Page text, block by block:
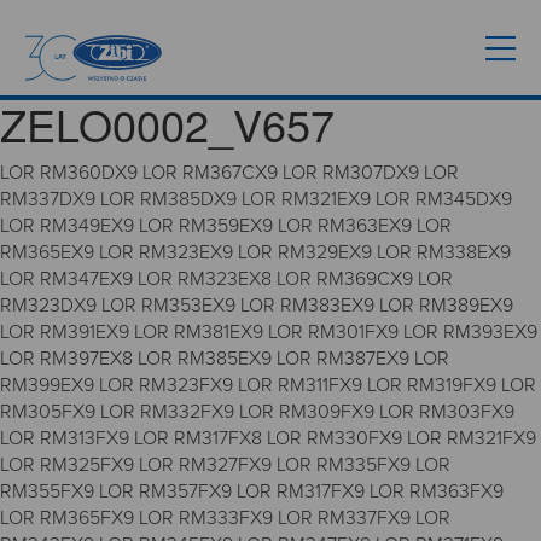
ZELO0002_V657
LOR RM360DX9 LOR RM367CX9 LOR RM307DX9 LOR
RM337DX9 LOR RM385DX9 LOR RM321EX9 LOR RM345DX9
LOR RM349EX9 LOR RM359EX9 LOR RM363EX9 LOR
RM365EX9 LOR RM323EX9 LOR RM329EX9 LOR RM338EX9
LOR RM347EX9 LOR RM323EX8 LOR RM369CX9 LOR
RM323DX9 LOR RM353EX9 LOR RM383EX9 LOR RM389EX9
LOR RM391EX9 LOR RM381EX9 LOR RM301FX9 LOR RM393EX9
LOR RM397EX8 LOR RM385EX9 LOR RM387EX9 LOR
RM399EX9 LOR RM323FX9 LOR RM311FX9 LOR RM319FX9 LOR
RM305FX9 LOR RM332FX9 LOR RM309FX9 LOR RM303FX9
LOR RM313FX9 LOR RM317FX8 LOR RM330FX9 LOR RM321FX9
LOR RM325FX9 LOR RM327FX9 LOR RM335FX9 LOR
RM355FX9 LOR RM357FX9 LOR RM317FX9 LOR RM363FX9
LOR RM365FX9 LOR RM333FX9 LOR RM337FX9 LOR